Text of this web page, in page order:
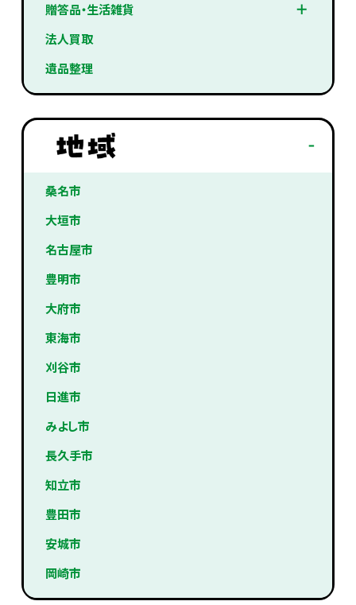
贈答品・生活雑貨
法人買取
遺品整理
桑名市
大垣市
名古屋市
豊明市
大府市
東海市
刈谷市
日進市
みよし市
長久手市
知立市
豊田市
安城市
岡崎市